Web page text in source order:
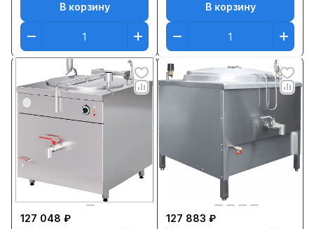
В корзину В корзину
127 048 ₽
127 883 ₽